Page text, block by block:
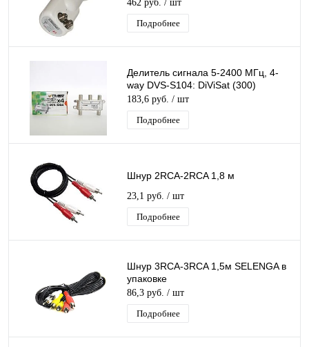
Ку 2
462 руб. / шт
Подробнее
Делитель сигнала 5-2400 МГц, 4-
way DVS-S104: DiViSat (300)
183,6 руб. / шт
Подробнее
Шнур 2RCA-2RCA 1,8 м
23,1 руб. / шт
Подробнее
Шнур 3RCA-3RCA 1,5м SELENGA в
упаковке
86,3 руб. / шт
Подробнее